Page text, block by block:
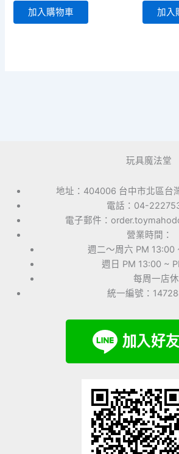
價
格：
加入購物車 加入
玩具魔法堂
地址：404006 台中市北區台
電話：04-
電子郵件：
營業時間：
週二～周六 PM 13:00
週日 PM 13:00 ~
每周一店休
統一編號：